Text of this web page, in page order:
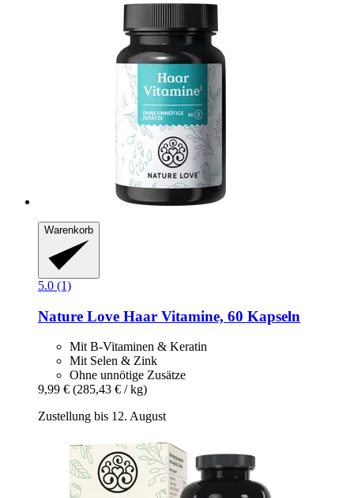
Warenkorb
5.0 (1)
Nature Love Haar Vitamine, 60 Kapseln
Mit B-Vitaminen & Keratin
Mit Selen & Zink
Ohne unnötige Zusätze
9,99 € (285,43 € / kg)
Zustellung bis 12. August